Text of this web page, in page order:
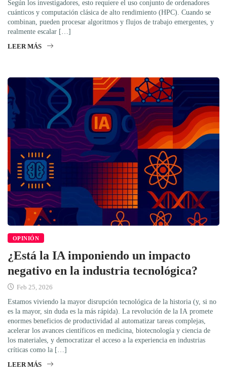
Según los investigadores, esto requiere el uso conjunto de ordenadores
cuánticos y computación clásica de alto rendimiento (HPC). Cuando se
combinan, pueden procesar algoritmos y flujos de trabajo emergentes, y
realmente escalar […]
LEER MÁS
OPINIÓN
¿Está la IA imponiendo un impacto
negativo en la industria tecnológica?
Feb 25, 2026
Estamos viviendo la mayor disrupción tecnológica de la historia (y, si no
es la mayor, sin duda es la más rápida). La revolución de la IA promete
enormes beneficios de productividad al automatizar tareas complejas,
acelerar los avances científicos en medicina, biotecnología y ciencia de
los materiales, y democratizar el acceso a la experiencia en industrias
críticas como la […]
LEER MÁS